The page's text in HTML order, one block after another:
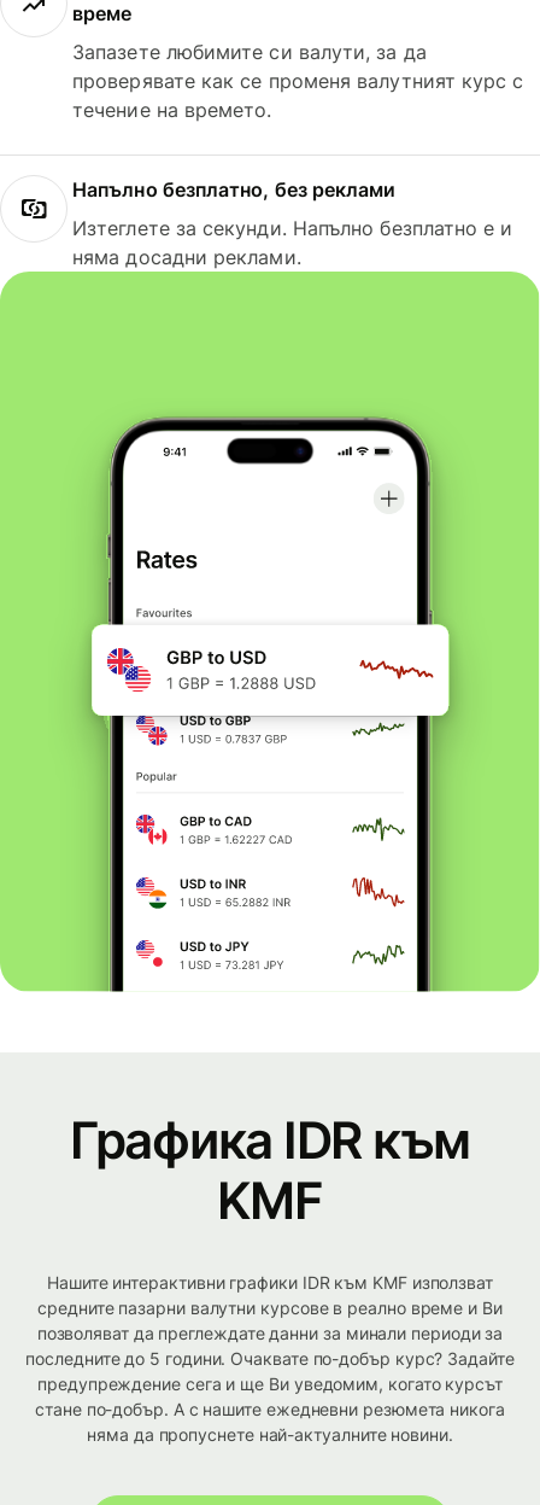
време
Запазете любимите си валути, за да
проверявате как се променя валутният курс с
течение на времето.
Напълно безплатно, без реклами
Изтеглете за секунди. Напълно безплатно е и
няма досадни реклами.
Графика IDR към
KMF
Нашите интерактивни графики IDR към KMF използват
средните пазарни валутни курсове в реално време и Ви
позволяват да преглеждате данни за минали периоди за
последните до 5 години. Очаквате по-добър курс? Задайте
предупреждение сега и ще Ви уведомим, когато курсът
стане по-добър. А с нашите ежедневни резюмета никога
няма да пропуснете най-актуалните новини.